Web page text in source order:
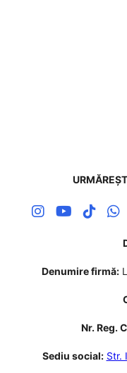
Denumire firmă:
Nr. Reg.
Sediu social: Str.